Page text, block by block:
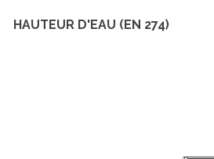
HAUTEUR D'EAU (EN 274)